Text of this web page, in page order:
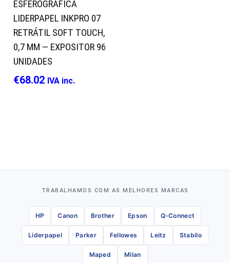
ESFEROGRÁFICA
LIDERPAPEL INKPRO 07
RETRÁTIL SOFT TOUCH,
0,7 MM — EXPOSITOR 96
UNIDADES
€68.02 IVA inc.
TRABALHAMOS COM AS MELHORES MARCAS
HP Canon Brother Epson Q-Connect
Liderpapel Parker Fellowes Leitz Stabilo
Maped Milan